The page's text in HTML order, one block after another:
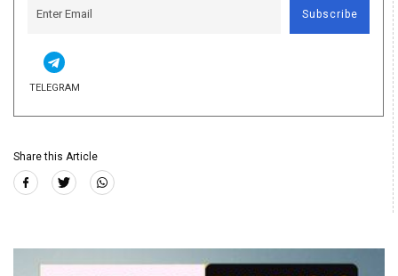
Subscribe
TELEGRAM
Share this Article